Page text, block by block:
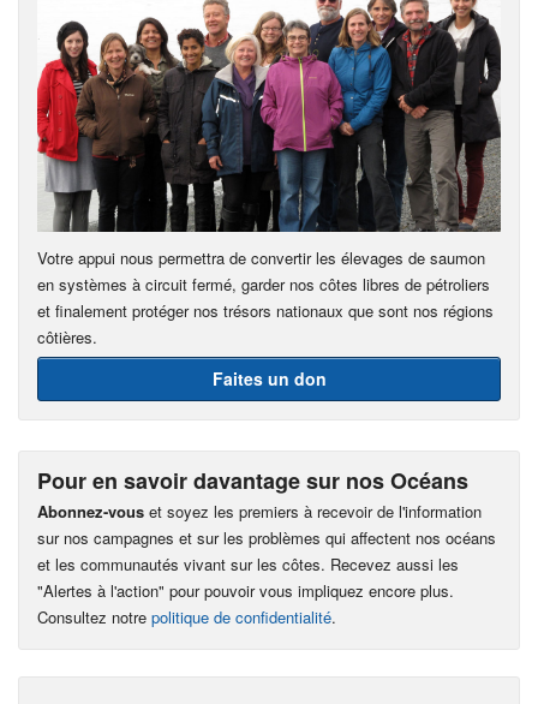
Votre appui nous permettra de convertir les élevages de saumon
en systèmes à circuit fermé, garder nos côtes libres de pétroliers
et finalement protéger nos trésors nationaux que sont nos régions
côtières.
Faites un don
Pour en savoir davantage sur nos Océans
Abonnez-vous et soyez les premiers à recevoir de l'information
sur nos campagnes et sur les problèmes qui affectent nos océans
et les communautés vivant sur les côtes. Recevez aussi les
"Alertes à l'action" pour pouvoir vous impliquez encore plus.
Consultez notre politique de confidentialité.